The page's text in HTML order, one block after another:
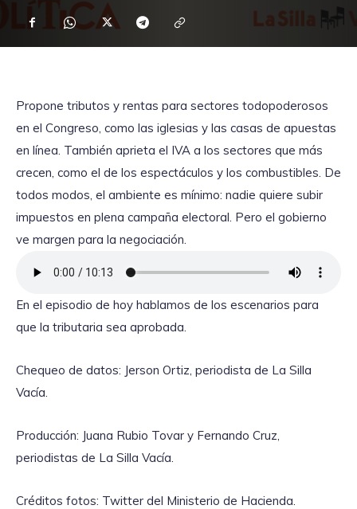
Propone tributos y rentas para sectores todopoderosos
en el Congreso, como las iglesias y las casas de apuestas
en línea. También aprieta el IVA a los sectores que más
crecen, como el de los espectáculos y los combustibles. De
todos modos, el ambiente es mínimo: nadie quiere subir
impuestos en plena campaña electoral. Pero el gobierno
ve margen para la negociación.
En el episodio de hoy hablamos de los escenarios para
que la tributaria sea aprobada.
Chequeo de datos: Jerson Ortiz, periodista de La Silla
Vacía.
Producción: Juana Rubio Tovar y Fernando Cruz,
periodistas de La Silla Vacía.
Créditos fotos: Twitter del Ministerio de Hacienda.